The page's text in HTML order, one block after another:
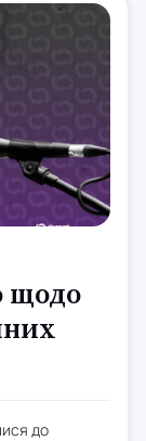
щодо
до